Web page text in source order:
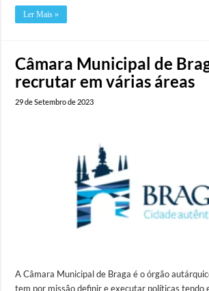
Ler Mais »
Câmara Municipal de
recrutar em várias áreas
29 de Setembro de 2023
A Câmara Municipal de Braga é o órgão
tem por missão definir e executar políticas tendo